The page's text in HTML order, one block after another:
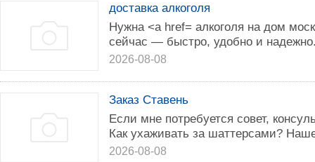
доставка алкоголя
Нужна <a href= алкоголя на дом
сейчас — быстро, удобно и
2026-08-08
Заказ Ставень
Если мне потребуется совет,
Как ухаживать за шаттерсами?
2026-08-08